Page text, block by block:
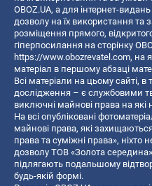
OBOZ.UA, а для інтернет-
дозволу на їх використання та
розміщення прямого,
гіперпосилання на сторінку
https://www.obozrevatel.com, на
матеріал в першому абзаці
Всі матеріали на цьому сайті, в
дослідження – є службовими
виключні майнові права на
На всі опубліковані
майнові права, які
права та суміжні права»,
дозволу ТОВ «Золота
підлягають подальшому
будь-якій формі.